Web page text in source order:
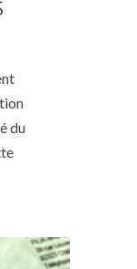
du